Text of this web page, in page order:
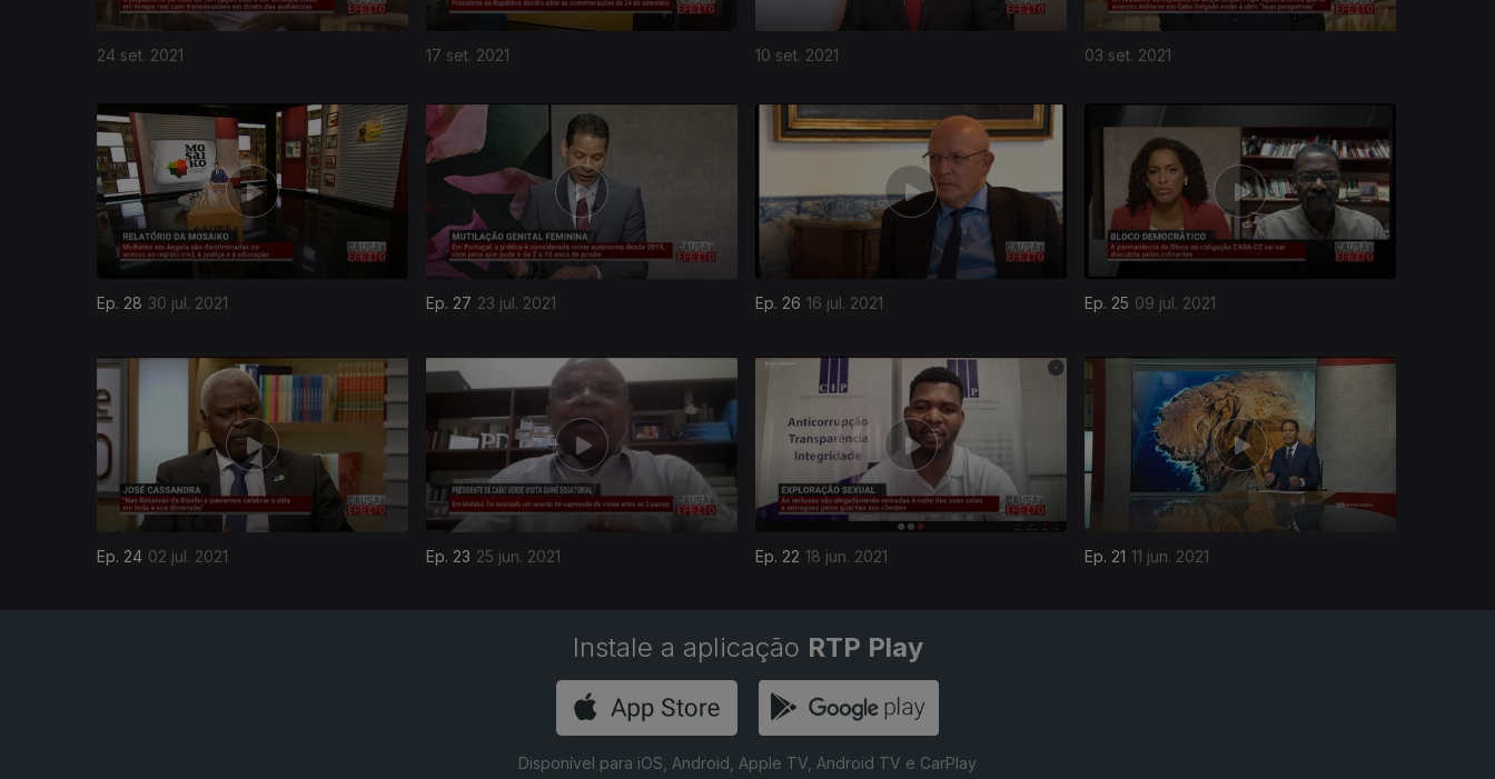
24 set. 2021 17 set. 2021 10 set. 2021 03 set. 2021
Ep. 28 30 jul. 2021 Ep. 27 23 jul. 2021 Ep. 26 16 jul. 2021 Ep. 25 09 jul. 2021
Ep. 24 02 jul. 2021 Ep. 23 25 jun. 2021 Ep. 22 18 jun. 2021 Ep. 21 11 jun. 2021
550818
Instale a aplicação RTP Play
Disponível para iOS, Android, Apple TV, Android TV e CarPlay